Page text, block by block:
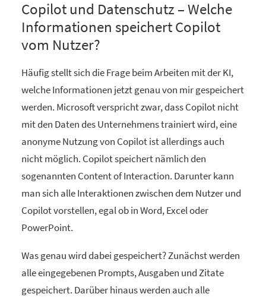
Copilot und Datenschutz – Welche
Informationen speichert Copilot
vom Nutzer?
Häufig stellt sich die Frage beim Arbeiten mit der KI,
welche Informationen jetzt genau von mir gespeichert
werden. Microsoft verspricht zwar, dass Copilot nicht
mit den Daten des Unternehmens trainiert wird, eine
anonyme Nutzung von Copilot ist allerdings auch
nicht möglich. Copilot speichert nämlich den
sogenannten Content of Interaction. Darunter kann
man sich alle Interaktionen zwischen dem Nutzer und
Copilot vorstellen, egal ob in Word, Excel oder
PowerPoint.
Was genau wird dabei gespeichert? Zunächst werden
alle eingegebenen Prompts, Ausgaben und Zitate
gespeichert. Darüber hinaus werden auch alle